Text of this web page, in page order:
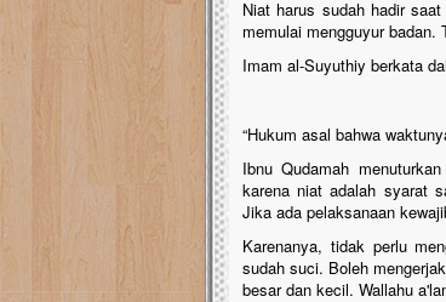
Niat harus sudah hadir
memulai mengguyur badan.
Imam al-Suyuthiy berkata
“Hukum asal bahwa
Ibnu Qudamah
karena niat adalah syarat
Jika ada pelaksanaan
Karenanya, tidak perlu
sudah suci. Boleh
besar dan kecil. Wallahu